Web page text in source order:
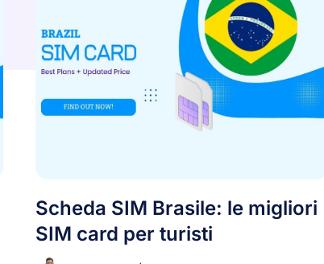
Scheda SIM Brasile: le migliori
SIM card per turisti